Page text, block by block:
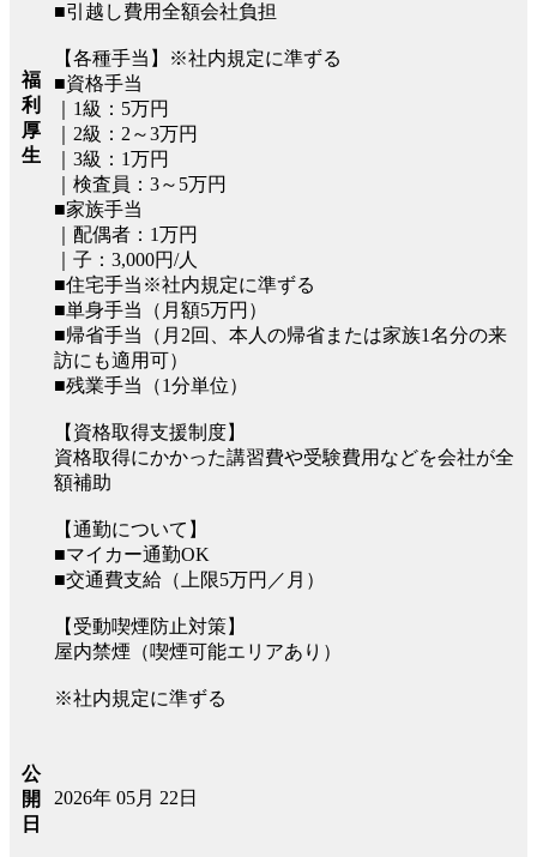
福
利
厚
生
■引越し費用全額会社負担
【各種手当】※社内規定に準ずる
■資格手当
｜1級：5万円
｜2級：2～3万円
｜3級：1万円
｜検査員：3～5万円
■家族手当
｜配偶者：1万円
｜子：3,000円/人
■住宅手当※社内規定に準ずる
■単身手当（月額5万円）
■帰省手当（月2回、本人の帰省または家族1名分の来
訪にも適用可）
■残業手当（1分単位）
【資格取得支援制度】
資格取得にかかった講習費や受験費用などを会社が全
額補助
【通勤について】
■マイカー通勤OK
■交通費支給（上限5万円／月）
【受動喫煙防止対策】
屋内禁煙（喫煙可能エリアあり）
※社内規定に準ずる
公
開
日
2026年 05月 22日